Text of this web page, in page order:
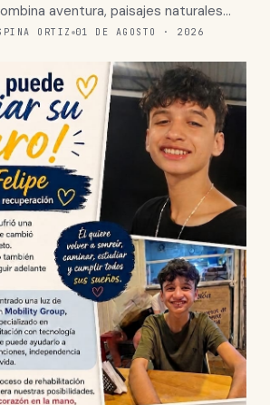
aventura, paisajes naturales…
ORTIZ 01 DE AGOSTO · 2026